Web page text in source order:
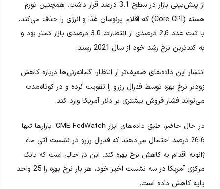
از پیش‌بینی بازار در سطح 3.1 درصد قرار داشت. همچنین تورم
هسته (Core CPI) که اقلام پرنوسان غذا و انرژی را حذف می‌کند،
با ثبت عدد 2.6 درصدی از انتظارات 3.0 درصدی بازار کمتر بود و
به کندترین نرخ رشد خود از سال 2021 رسید.
انتشار این داده‌های ضعیف‌تر از انتظار، گمانه‌زنی‌ها درباره کاهش
زودتر نرخ بهره توسط فدرال رزرو را تقویت کرده و در کوتاه‌مدت
می‌تواند فشار فروش بیشتری بر دلار آمریکا وارد کند.
در حال حاضر، طبق داده‌های ابزار CME FedWatch، بازارها تنها
26.6 درصد احتمال می‌دهند که فدرال رزرو در نشست آتی ماه
ژانویه اقدام به کاهش نرخ بهره کند. این در حالی است که بانک
مرکزی آمریکا در سه نشست اخیر خود، هر بار نرخ بهره را 25 واحد
پایه کاهش داده است.